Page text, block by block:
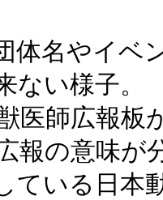
体名やイベ
ない様子。
医師広報板
報の意味が
ている日本